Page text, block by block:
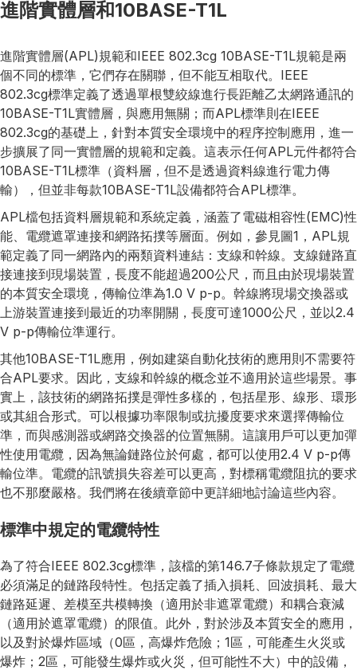
進階實體層和10BASE-T1L
進階實體層(APL)規範和IEEE 802.3cg 10BASE-T1L規範是兩
個不同的標準，它們存在關聯，但不能互相取代。IEEE
802.3cg標準定義了透過單根雙絞線進行長距離乙太網路通訊的
10BASE-T1L實體層，與應用無關；而APL標準則在IEEE
802.3cg的基礎上，針對本質安全環境中的程序控制應用，進一
步擴展了同一實體層的規範和定義。這表示任何APL元件都符合
10BASE-T1L標準（資料層，但不是透過資料線進行電力傳
輸），但並非每款10BASE-T1L設備都符合APL標準。
APL檔包括資料層規範和系統定義，涵蓋了電磁相容性(EMC)性
能、電纜遮罩連接和網路拓撲等層面。例如，參見圖1，APL規
範定義了同一網路內的兩類資料連結：支線和幹線。支線鏈路直
接連接到現場裝置，長度不能超過200公尺，而且由於現場裝置
的本質安全環境，傳輸位準為1.0 V p-p。幹線將現場交換器或
上游裝置連接到最近的功率開關，長度可達1000公尺，並以2.4
V p-p傳輸位準運行。
其他10BASE-T1L應用，例如建築自動化技術的應用則不需要符
合APL要求。因此，支線和幹線的概念並不適用於這些場景。事
實上，該技術的網路拓撲是彈性多樣的，包括星形、線形、環形
或其組合形式。可以根據功率限制或抗擾度要求來選擇傳輸位
準，而與感測器或網路交換器的位置無關。這讓用戶可以更加彈
性使用電纜，因為無論鏈路位於何處，都可以使用2.4 V p-p傳
輸位準。電纜的訊號損失容差可以更高，對標稱電纜阻抗的要求
也不那麼嚴格。我們將在後續章節中更詳細地討論這些內容。
標準中規定的電纜特性
為了符合IEEE 802.3cg標準，該檔的第146.7子條款規定了電纜
必須滿足的鏈路段特性。包括定義了插入損耗、回波損耗、最大
鏈路延遲、差模至共模轉換（適用於非遮罩電纜）和耦合衰減
（適用於遮罩電纜）的限值。此外，對於涉及本質安全的應用，
以及對於爆炸區域（0區，高爆炸危險；1區，可能產生火災或
爆炸；2區，可能發生爆炸或火災，但可能性不大）中的設備，